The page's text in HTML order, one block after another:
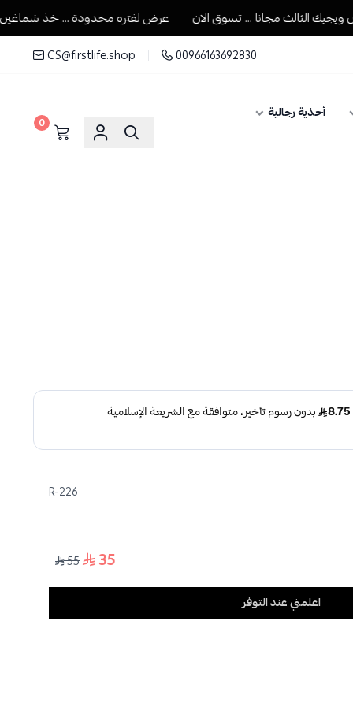
الثالث مجانا ... تسوق الان عرض لفتره محدودة ... خذ شماغين
00966163692830
CS@firstlife.shop
أحذية رجالية
0
R-226
35
55
اعلمني عند التوفر